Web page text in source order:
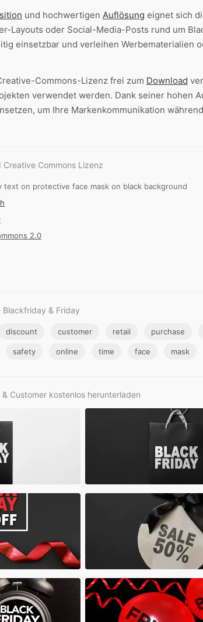
und hochwertigen Auflösung eignet sich
Layouts oder Social-Media-Posts rund um
einsetzbar und verleihen Werbematerialien
Commons-Lizenz frei zum Download
verwendet werden. Dank seiner hohen
um Ihre Markenkommunikation
Commons Lizenz
text on protective face mask on black background
2.0
& Friday
discount customer retail purchase
safety online time face mask
Customer kostenlos herunterladen